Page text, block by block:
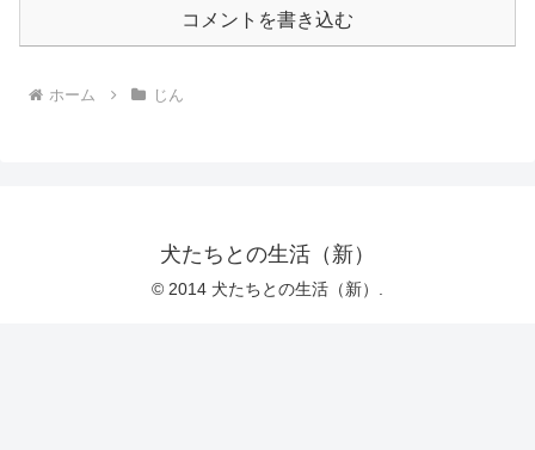
コメントを書き込む
ホーム じん
犬たちとの生活（新）
© 2014 犬たちとの生活（新）.